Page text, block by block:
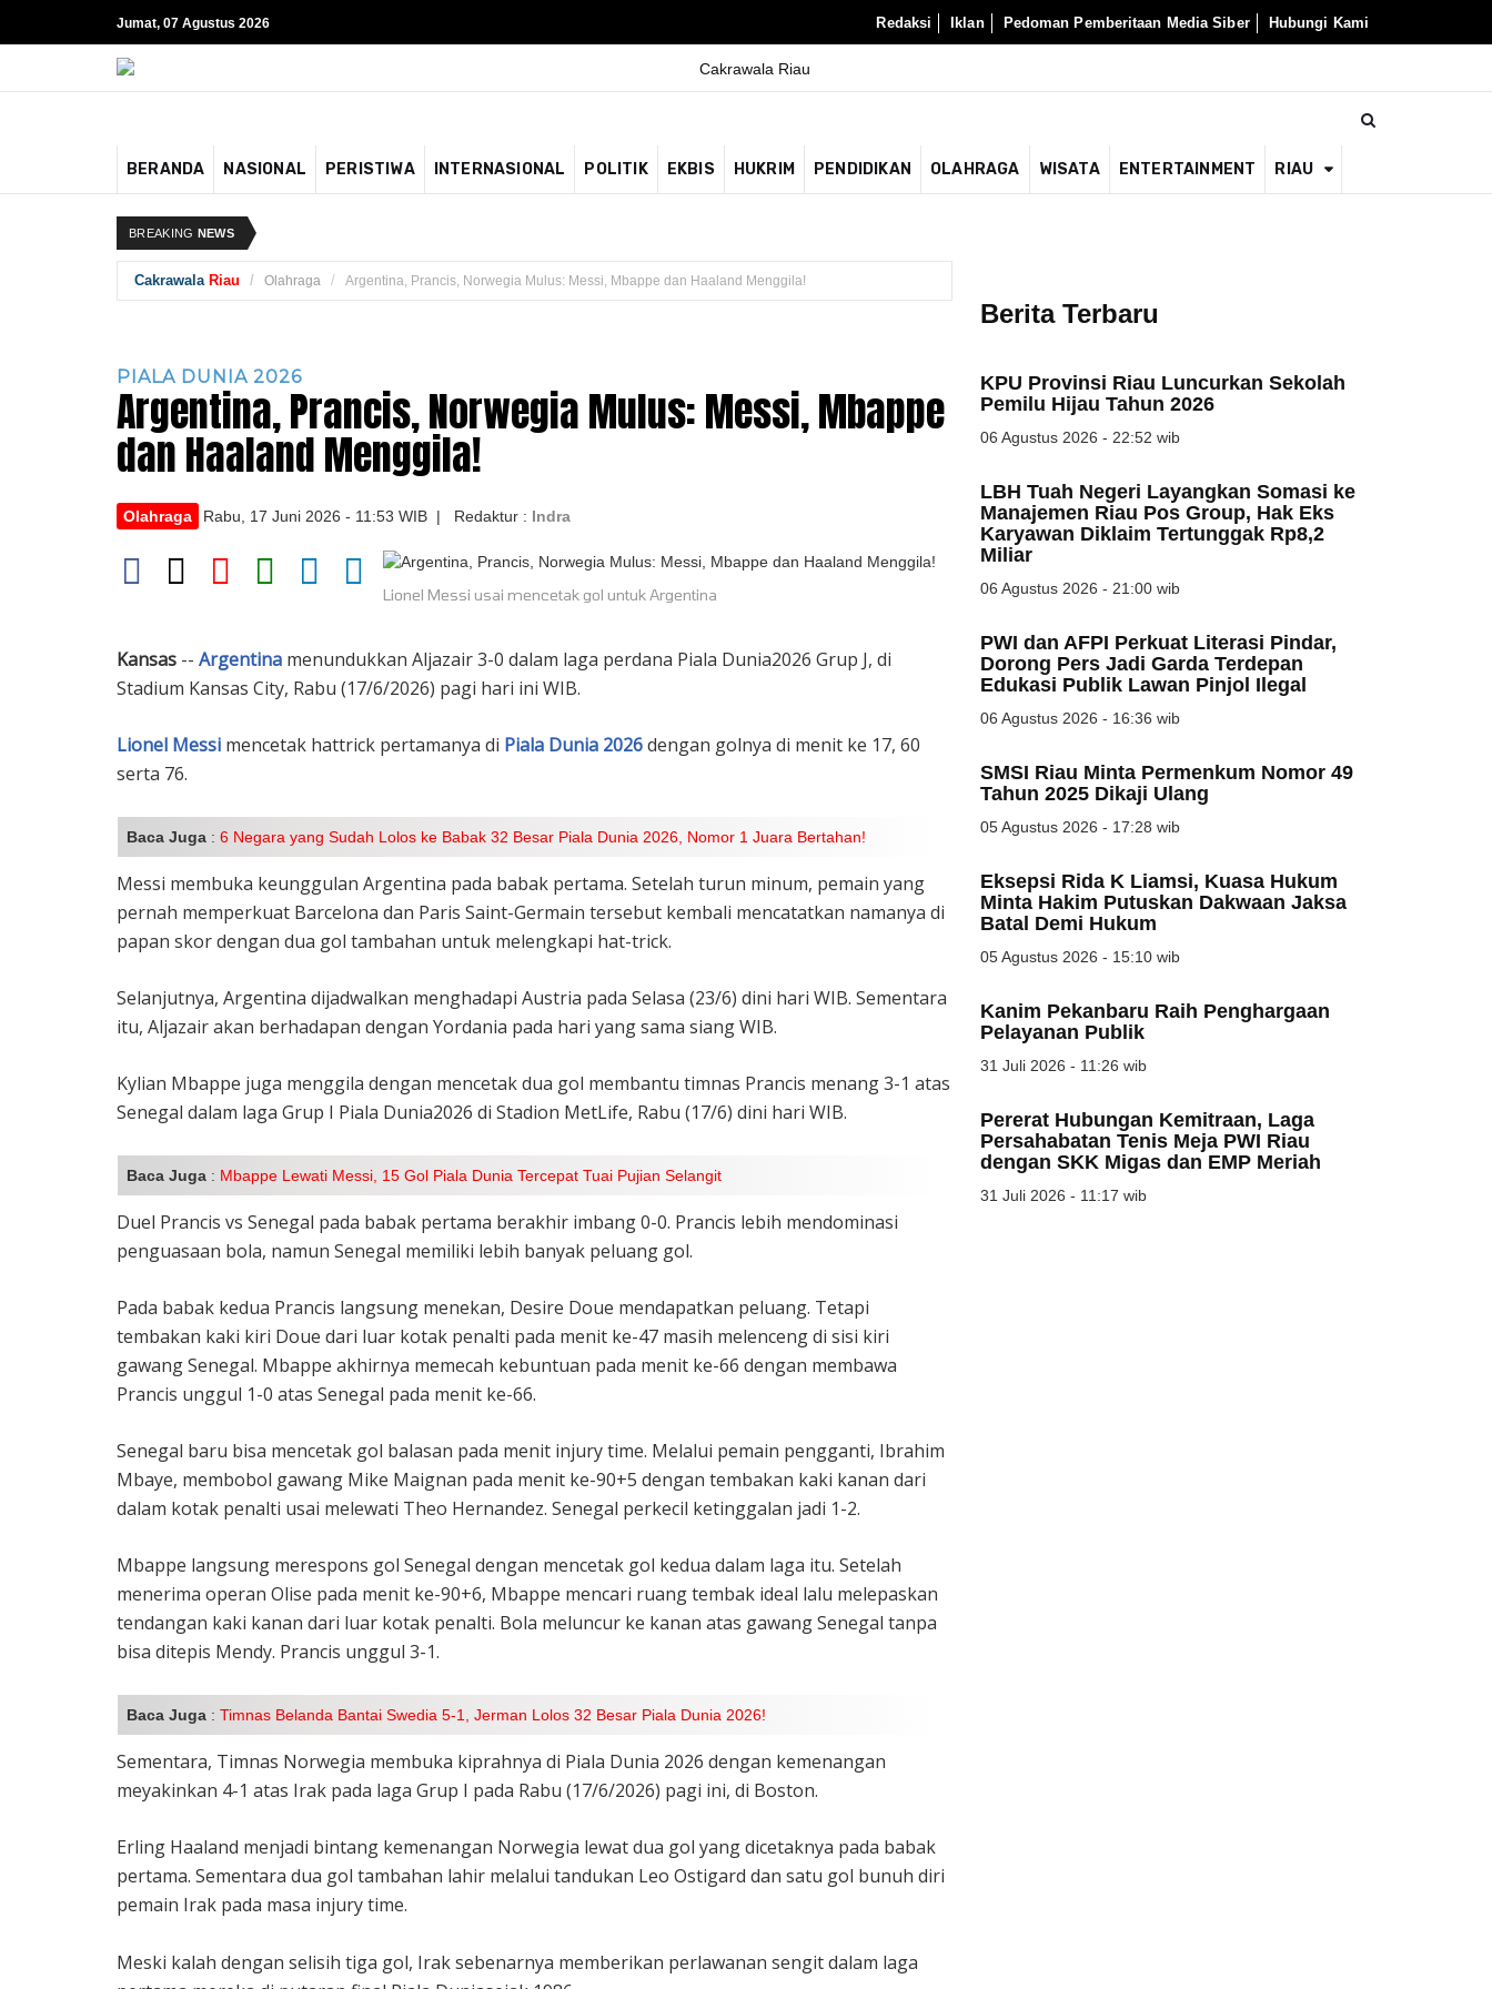
Jumat, 07 Agustus 2026 Redaksi Iklan Pedoman Pemberitaan Media Siber Hubungi Kami
BERANDA NASIONAL PERISTIWA INTERNASIONAL POLITIK EKBIS HUKRIM PENDIDIKAN OLAHRAGA WISATA ENTERTAINMENT RIAU
BREAKING NEWS
Cakrawala Riau Olahraga Argentina, Prancis, Norwegia Mulus: Messi, Mbappe dan Haaland Menggila!
PIALA DUNIA 2026
Argentina, Prancis, Norwegia Mulus: Messi, Mbappe
dan Haaland Menggila!
Olahraga Rabu, 17 Juni 2026 - 11:53 WIB | Redaktur : Indra
Lionel Messi usai mencetak gol untuk Argentina
Kansas -- Argentina menundukkan Aljazair 3-0 dalam laga perdana Piala Dunia2026 Grup J, di
Stadium Kansas City, Rabu (17/6/2026) pagi hari ini WIB.
Lionel Messi mencetak hattrick pertamanya di Piala Dunia 2026dengan golnya di menit ke 17, 60
serta 76.
Baca Juga : 6 Negara yang Sudah Lolos ke Babak 32 Besar Piala Dunia 2026, Nomor 1 Juara Bertahan!
Messi membuka keunggulan Argentina pada babak pertama. Setelah turun minum, pemain yang
pernah memperkuat Barcelona dan Paris Saint-Germain tersebut kembali mencatatkan namanya di
papan skor dengan dua gol tambahan untuk melengkapi hat-trick.
Selanjutnya, Argentina dijadwalkan menghadapi Austria pada Selasa (23/6) dini hari WIB. Sementara
itu, Aljazair akan berhadapan dengan Yordania pada hari yang sama siang WIB.
Kylian Mbappe juga menggila dengan mencetak dua gol membantu timnas Prancis menang 3-1 atas
Senegal dalam laga Grup I Piala Dunia2026 di Stadion MetLife, Rabu (17/6) dini hari WIB.
Baca Juga : Mbappe Lewati Messi, 15 Gol Piala Dunia Tercepat Tuai Pujian Selangit
Duel Prancis vs Senegal pada babak pertama berakhir imbang 0-0. Prancis lebih mendominasi
penguasaan bola, namun Senegal memiliki lebih banyak peluang gol.
Pada babak kedua Prancis langsung menekan, Desire Doue mendapatkan peluang. Tetapi
tembakan kaki kiri Doue dari luar kotak penalti pada menit ke-47 masih melenceng di sisi kiri
gawang Senegal. Mbappe akhirnya memecah kebuntuan pada menit ke-66 dengan membawa
Prancis unggul 1-0 atas Senegal pada menit ke-66.
Senegal baru bisa mencetak gol balasan pada menit injury time. Melalui pemain pengganti, Ibrahim
Mbaye, membobol gawang Mike Maignan pada menit ke-90+5 dengan tembakan kaki kanan dari
dalam kotak penalti usai melewati Theo Hernandez. Senegal perkecil ketinggalan jadi 1-2.
Mbappe langsung merespons gol Senegal dengan mencetak gol kedua dalam laga itu. Setelah
menerima operan Olise pada menit ke-90+6, Mbappe mencari ruang tembak ideal lalu melepaskan
tendangan kaki kanan dari luar kotak penalti. Bola meluncur ke kanan atas gawang Senegal tanpa
bisa ditepis Mendy. Prancis unggul 3-1.
Baca Juga : Timnas Belanda Bantai Swedia 5-1, Jerman Lolos 32 Besar Piala Dunia 2026!
Sementara, Timnas Norwegia membuka kiprahnya di Piala Dunia 2026 dengan kemenangan
meyakinkan 4-1 atas Irak pada laga Grup I pada Rabu (17/6/2026) pagi ini, di Boston.
Erling Haaland menjadi bintang kemenangan Norwegia lewat dua gol yang dicetaknya pada babak
pertama. Sementara dua gol tambahan lahir melalui tandukan Leo Ostigard dan satu gol bunuh diri
pemain Irak pada masa injury time.
Meski kalah dengan selisih tiga gol, Irak sebenarnya memberikan perlawanan sengit dalam laga
Berita Terbaru
KPU Provinsi Riau Luncurkan Sekolah
Pemilu Hijau Tahun 2026
06 Agustus 2026 - 22:52 wib
LBH Tuah Negeri Layangkan Somasi ke
Manajemen Riau Pos Group, Hak Eks
Karyawan Diklaim Tertunggak Rp8,2
Miliar
06 Agustus 2026 - 21:00 wib
PWI dan AFPI Perkuat Literasi Pindar,
Dorong Pers Jadi Garda Terdepan
Edukasi Publik Lawan Pinjol Ilegal
06 Agustus 2026 - 16:36 wib
SMSI Riau Minta Permenkum Nomor 49
Tahun 2025 Dikaji Ulang
05 Agustus 2026 - 17:28 wib
Eksepsi Rida K Liamsi, Kuasa Hukum
Minta Hakim Putuskan Dakwaan Jaksa
Batal Demi Hukum
05 Agustus 2026 - 15:10 wib
Kanim Pekanbaru Raih Penghargaan
Pelayanan Publik
31 Juli 2026 - 11:26 wib
Pererat Hubungan Kemitraan, Laga
Persahabatan Tenis Meja PWI Riau
dengan SKK Migas dan EMP Meriah
31 Juli 2026 - 11:17 wib